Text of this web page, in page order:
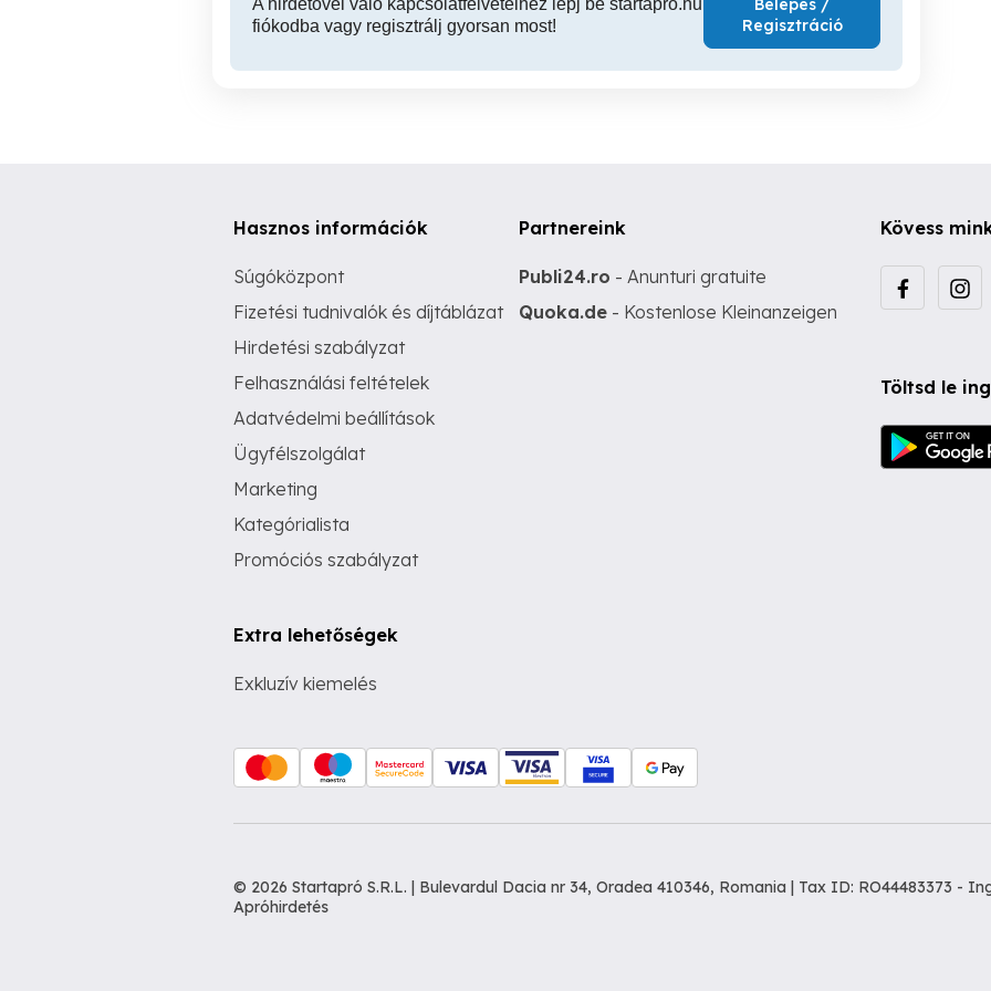
A hirdetővel való kapcsolatfelvételhez lépj be startapró.hu
fiókodba vagy regisztrálj gyorsan most!
Belépés /
Regisztráció
Hasznos információk
Súgóközpont
Fizetési tudnivalók és díjtáblázat
Hirdetési szabályzat
Felhasználási feltételek
Adatvédelmi beállítások
Ügyfélszolgálat
Marketing
Kategórialista
Promóciós szabályzat
Extra lehetőségek
Exkluzív kiemelés
Partnereink
Publi24.ro - Anunturi gratuite
Quoka.de - Kostenlose Kleinanzeigen
Kövess
Töltsd le
© 2026 Startapró S.R.L. | Bulevardul Dacia nr 34, Oradea 410346, Romania | Tax ID: RO44483373 -
Apróhirdetés